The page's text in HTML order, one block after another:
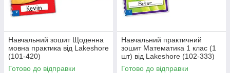
Навчальний зошит Щоденна
мовна практика від Lakeshore
(101-420)
Готово до відправки
Навчальний практичний
зошит Математика 1 клас (1
шт) від Lakeshore (102-333)
Готово до відправки